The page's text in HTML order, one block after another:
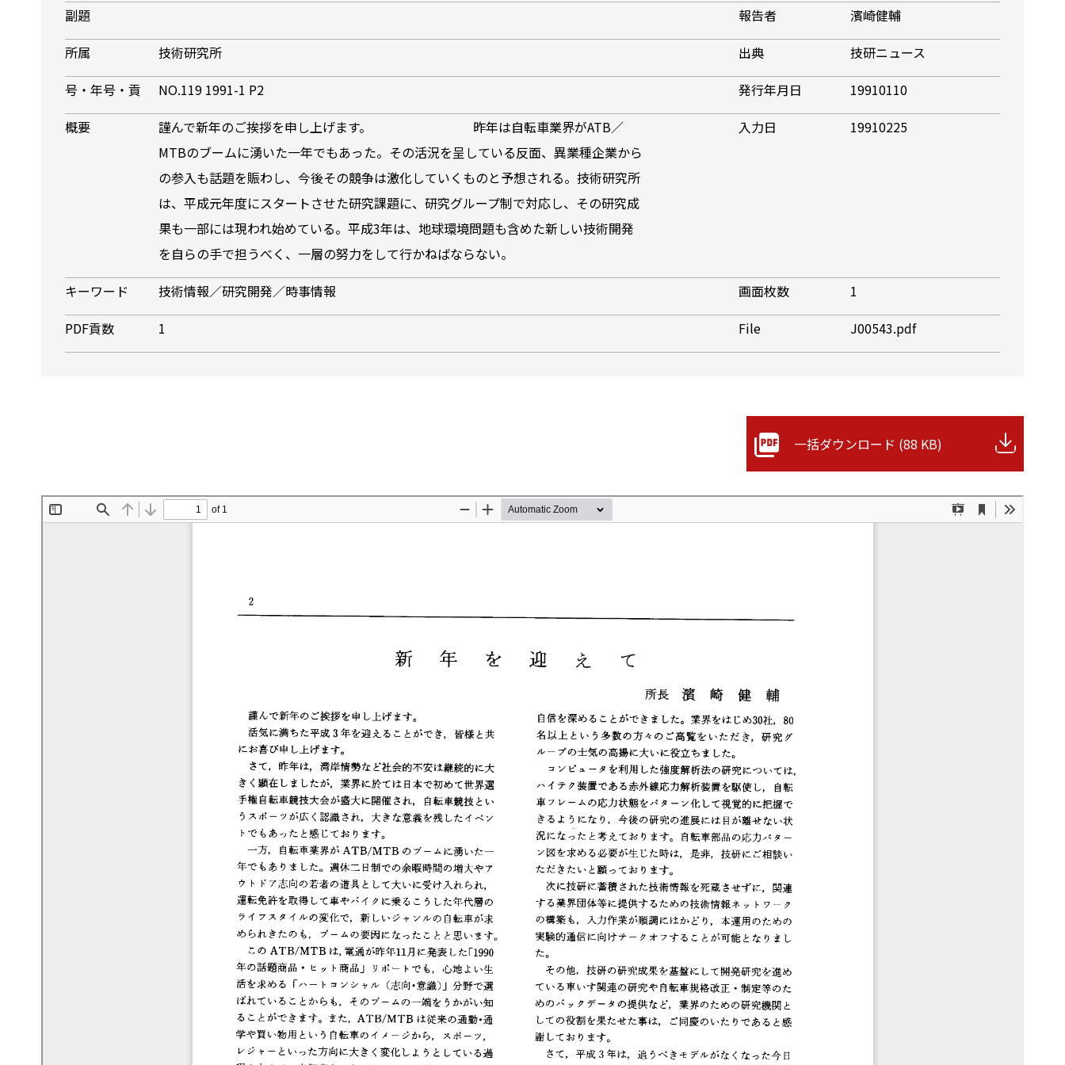
副題
報告者
濱崎健輔
所属
技術研究所 出典
技研ニュース
号・年号・貢
NO.119 1991-1 P2 発行年月日
19910110
概要
謹んで新年のご挨拶を申し上げます。 昨年は自転車業界がATB／
MTBのブームに湧いた一年でもあった。その活況を呈している反面、異業種企業から
の参入も話題を賑わし、今後その競争は激化していくものと予想される。技術研究所
は、平成元年度にスタートさせた研究課題に、研究グループ制で対応し、その研究成
果も一部には現われ始めている。平成3年は、地球環境問題も含めた新しい技術開発
を自らの手で担うべく、一層の努力をして行かねばならない。
入力日 19910225
キーワード 技術情報／研究開発／時事情報 画面枚数
1
PDF貢数
1 File J00543.pdf
一括ダウンロード (88 KB)